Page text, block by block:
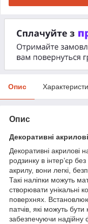
Опис
Опис
Декоративні
Декоративні акрилові
родзинку в інтер’єр
акрилу, вони легкі,
Такі наліпки можуть
створювати унікальні
поверхнях.
патчів, які можуть
забезпечуючи надійну